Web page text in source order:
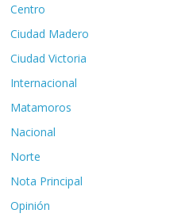
Centro
Ciudad Madero
Ciudad Victoria
Internacional
Matamoros
Nacional
Norte
Nota Principal
Opinión